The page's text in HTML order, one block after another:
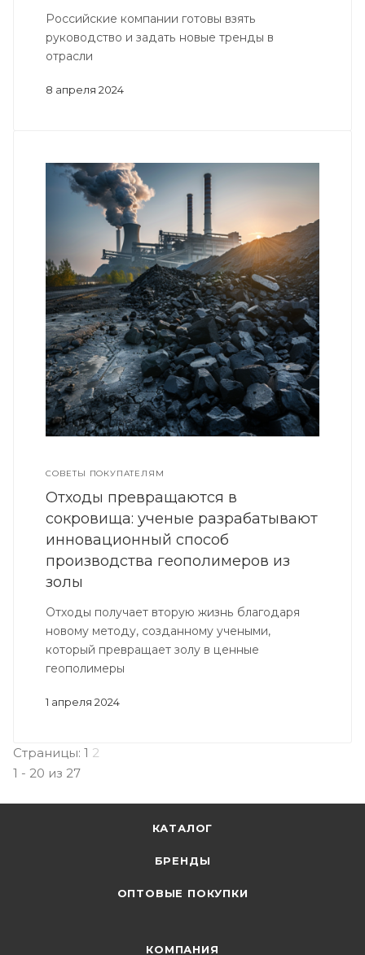
8 апреля 2024
Российские компании готовы взять
руководство и задать новые тренды в
отрасли
СОВЕТЫ ПОКУПАТЕЛЯМ
1 апреля 2024
Отходы превращаются в
сокровища: ученые разрабатывают
инновационный способ
производства геополимеров из
золы
Отходы получает вторую жизнь благодаря
новому методу, созданному учеными,
который превращает золу в ценные
геополимеры
Страницы: 1 2
1 - 20 из 27
КАТАЛОГ
БРЕНДЫ
ОПТОВЫЕ ПОКУПКИ
КОМПАНИЯ